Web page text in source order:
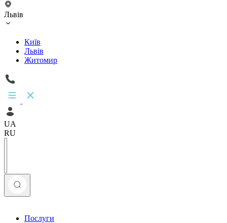
Львів
Київ
Львів
Житомир
UA
RU
Послуги